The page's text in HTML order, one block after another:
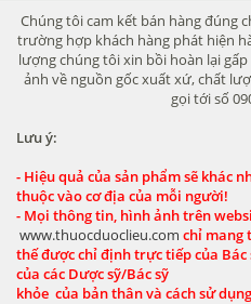
Chúng tôi cam kết bán hàng đúng
trường hợp khách hàng phát hiện
lượng chúng tôi xin bồi hoàn lại
ảnh về nguồn gốc xuất xứ, chất
gọi tới số
Lưu ý:
- Hiệu quả của sản phẩm sẽ khác
thuộc vào cơ địa của mỗi người!
- Mọi thông tin, hình ảnh trên
www.thuocduoclieu.com chỉ mang
thế được chỉ định trực tiếp của
của các Dược sỹ/Bác sỹ
khỏe của bản thân và cách sử